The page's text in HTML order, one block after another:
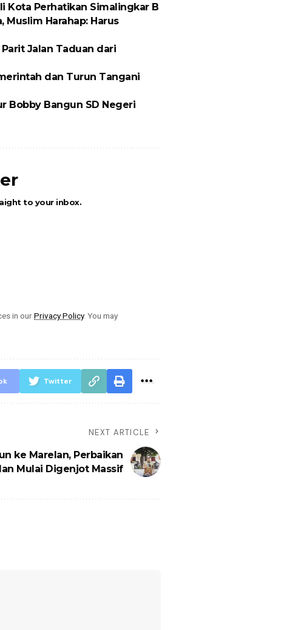
Kota Perhatikan Simalingkar B
Muslim Harahap: Harus
Jalan Taduan dari
dan Turun Tangani
Bobby Bangun SD Negeri
to your inbox.
in ourPrivacy Policy. You may
Twitter
NEXT ARTICLE
ke Marelan, Perbaikan
Mulai Digenjot Massif